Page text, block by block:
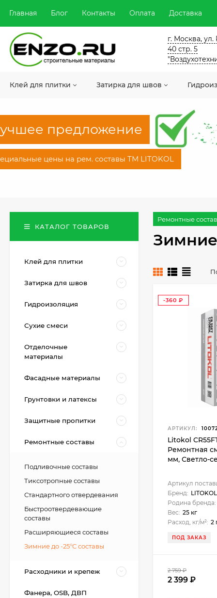
Главная Блог Контакты Оплата Доставка
г. Москва,
40 стр. 5
Клей для плитки Затирка для швов
предложение
цены на рем. составы ТМ LITOKOL
Ремонтные
Зимние
-360
АРТИКУЛ:
Litokol
Ремонтная
мм, Светло-
Артикул
Бренд: LITOKOL
Родина бренда:
Вес: 25 кг
Расход, кг/м²: 2
ПОД ЗАКАЗ
2 759
2 399
КАТАЛОГ ТОВАРОВ
Клей для плитки
Затирка для швов
Гидроизоляция
Сухие смеси
Отделочные
материалы
Фасадные материалы
Грунтовки и латексы
Защитные пропитки
Ремонтные составы
Подливочные составы
Тиксотропные составы
Стандартного отвердевания
Быстроотвердевающие
составы
Расширяющиеся составы
Зимние до -25°С составы
Расходники и крепеж
Фанера, OSB, ДВП
Kerakoll Fugalite Color
4 500 ₽